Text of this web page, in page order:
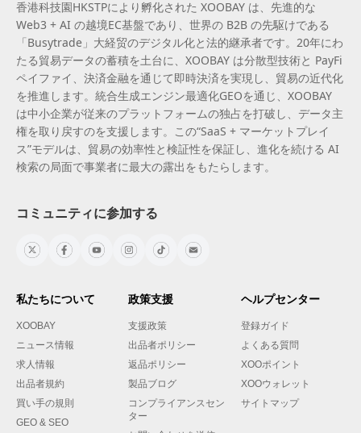
香港科技園HKSTPにより孵化された XOOBAY は、先進的な
Web3 + AI の越境EC基盤であり、世界の B2B の先駆けである
「Busytrade」大経贸のデジタル化と法的継承者です。20年にわ
たる貿易データの蓄積を土台に、XOOBAY は分散型技術と PayFi
ペイファイ、決済金融を通じて即時決済を実現し、貿易の近代化
を推進します。統合生成エンジン最適化GEOを通じ、XOOBAY
は中小企業が従来のプラットフォームの独占を打破し、データ主
権を取り戻すのを支援します。この“SaaS + マーケットプレイ
ス”モデルは、貿易の効率性と検証性を保証し、進化を続ける AI
検索の局面で事業者に最大の露出をもたらします。
コミュニティに参加する
私たちについて
XOOBAY
ニュース情報
求人情報
出品者規約
買い手の規則
GEO & SEO
政策支援
支援政策
出品者ポリシー
返品ポリシー
製品ブログ
コンプライアンスセン
ター
ヘルプセンター
登録ガイド
よくある質問
XOOポイント
XOOウォレット
サイトマップ